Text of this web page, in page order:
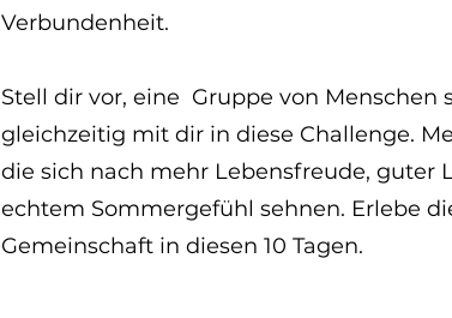
Verbundenheit.
Stell dir vor, eine Gruppe von Menschen
gleichzeitig mit dir in diese Challenge.
die sich nach mehr Lebensfreude, guter
echtem Sommergefühl sehnen. Erlebe
Gemeinschaft in diesen 10 Tagen.